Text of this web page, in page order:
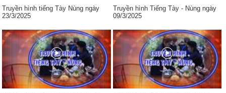
Truyền hình tiếng Tày Nùng ngày
23/3/2025
Truyền hình Tiếng Tày - Nùng ngày
09/3/2025